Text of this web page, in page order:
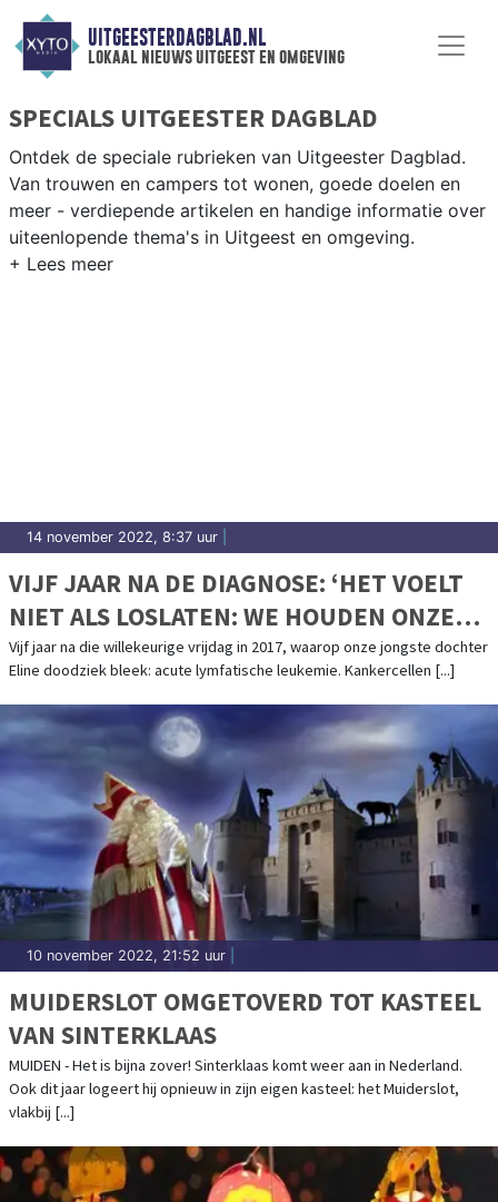
UITGEESTERDAGBLAD.NL
lokaal nieuws uitgeest en omgeving
SPECIALS UITGEESTER DAGBLAD
Ontdek de speciale rubrieken van Uitgeester Dagblad.
Van trouwen en campers tot wonen, goede doelen en
meer - verdiepende artikelen en handige informatie over
uiteenlopende thema's in Uitgeest en omgeving.
14 november 2022, 8:37 uur
VIJF JAAR NA DE DIAGNOSE: ‘HET VOELT
NIET ALS LOSLATEN: WE HOUDEN ONZE
WERKELIJKHEID ANDERS VAST.’
Vijf jaar na die willekeurige vrijdag in 2017, waarop onze jongste dochter
Eline doodziek bleek: acute lymfatische leukemie. Kankercellen [...]
10 november 2022, 21:52 uur
MUIDERSLOT OMGETOVERD TOT KASTEEL
VAN SINTERKLAAS
MUIDEN - Het is bijna zover! Sinterklaas komt weer aan in Nederland.
Ook dit jaar logeert hij opnieuw in zijn eigen kasteel: het Muiderslot,
vlakbij [...]